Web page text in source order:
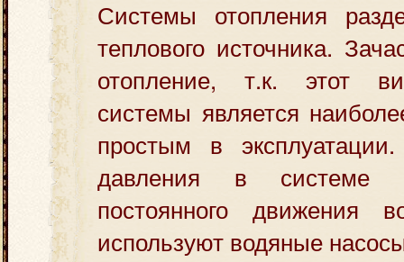
Системы отопления
теплового источника.
отопление, т.к. этот
системы является
простым в
давления в системе
постоянного движения
используют водяные